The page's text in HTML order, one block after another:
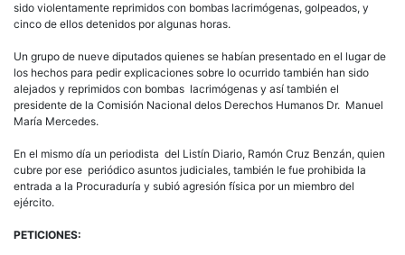
sido violentamente reprimidos con bombas lacrimógenas, golpeados, y
cinco de ellos detenidos por algunas horas.
Un grupo de nueve diputados quienes se habían presentado en el lugar de
los hechos para pedir explicaciones sobre lo ocurrido también han sido
alejados y reprimidos con bombas lacrimógenas y así también el
presidente de la Comisión Nacional delos Derechos Humanos Dr. Manuel
María Mercedes.
En el mismo día un periodista del Listín Diario, Ramón Cruz Benzán, quien
cubre por ese periódico asuntos judiciales, también le fue prohibida la
entrada a la Procuraduría y subió agresión física por un miembro del
ejército.
PETICIONES: